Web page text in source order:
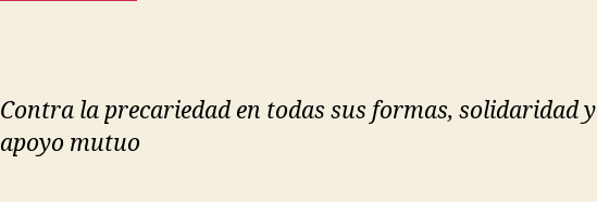
Contra la precariedad en todas sus formas, solidaridad y
apoyo mutuo